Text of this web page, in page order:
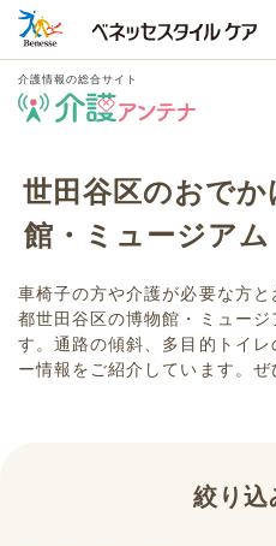
介護情報の総合サイト
世田谷区のおで
館・ミュージアム
車椅子の方や介護が必要な方
都世田谷区の博物館・ミュー
す。通路の傾斜、多目的トイ
ー情報をご紹介しています。ぜ
絞り込